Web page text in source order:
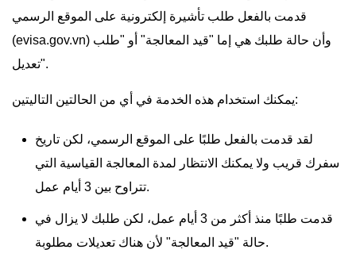
قدمت بالفعل طلب تأشيرة إلكترونية على الموقع الرسمي
(evisa.gov.vn) وأن حالة طلبك هي إما "قيد المعالجة" أو "طلب
تعديل".
يمكنك استخدام هذه الخدمة في أي من الحالتين التاليتين:
لقد قدمت بالفعل طلبًا على الموقع الرسمي، لكن تاريخ
سفرك قريب ولا يمكنك الانتظار لمدة المعالجة القياسية التي
تتراوح بين 3 أيام عمل.
قدمت طلبًا منذ أكثر من 3 أيام عمل، لكن طلبك لا يزال في
حالة "قيد المعالجة" لأن هناك تعديلات مطلوبة.